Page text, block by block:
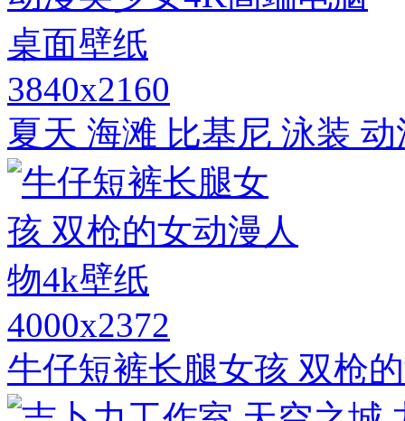
3840x2160
夏天 海滩 比基尼 泳装
4000x2372
牛仔短裤长腿女孩 双枪